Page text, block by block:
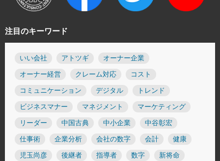
注目のキーワード
いい会社 アトツギ オーナー企業
オーナー経営 クレーム対応 コスト
コミュニケーション デジタル トレンド
ビジネスマナー マネジメント マーケティング
リーダー 中国古典 中小企業 中谷彰宏
仕事術 企業分析 会社の数字 会計 健康
児玉尚彦 後継者 指導者 数字 新将命